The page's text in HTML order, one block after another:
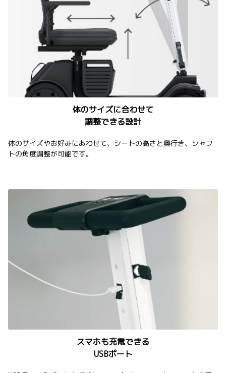
体のサイズに合わせて
調整できる設計
体のサイズやお好みにあわせて、シートの高さと奥行き、シャフ
トの角度調整が可能です。
スマホも充電できる
USBポート